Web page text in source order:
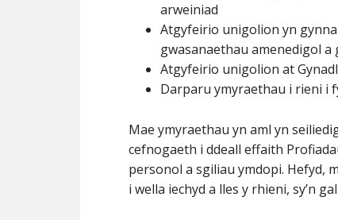
arweiniad
Atgyfeirio unigolion yn
gwasanaethau amenedigol a
Atgyfeirio unigolion at
Darparu ymyraethau i rieni i
Mae ymyraethau yn aml yn
cefnogaeth i ddeall effaith
personol a sgiliau ymdopi. Hefyd,
i wella iechyd a lles y rhieni, sy’n